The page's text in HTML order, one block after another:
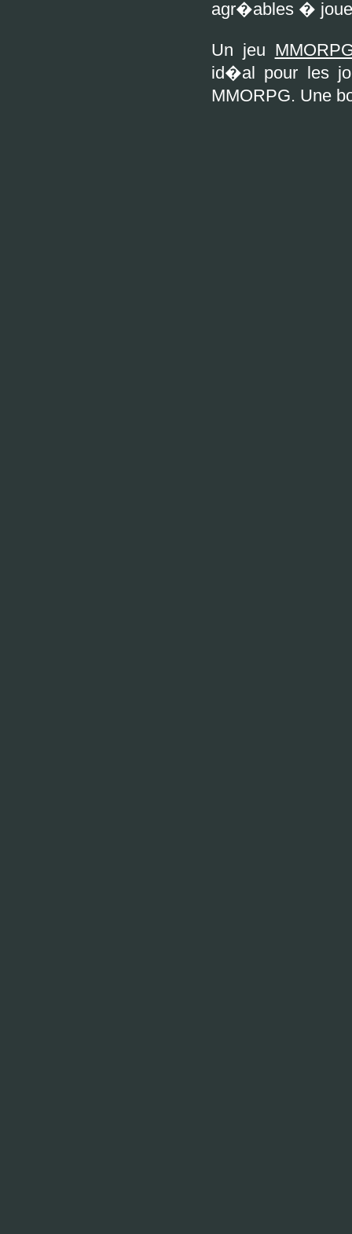
agr�ables �
Un jeu
id�al pour les
MMORPG. Une